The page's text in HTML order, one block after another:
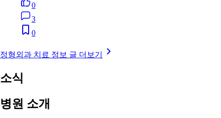
0
3
0
정형외과 치료 정보 글 더보기
소식
병원 소개